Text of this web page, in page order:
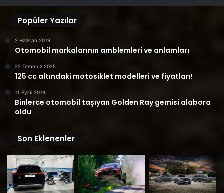
Popüler Yazılar
2 Haziran 2019
Otomobil markalarının amblemleri ve anlamları
22 Temmuz 2025
125 cc altındaki motosiklet modelleri ve fiyatları!
11 Eylül 2019
Binlerce otomobil taşıyan Golden Ray gemisi alabora
oldu
Son Eklenenler